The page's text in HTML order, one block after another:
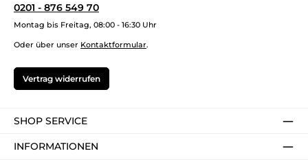
0201 - 876 549 70
Montag bis Freitag, 08:00 - 16:30 Uhr
Oder über unser Kontaktformular.
Vertrag widerrufen
SHOP SERVICE
INFORMATIONEN